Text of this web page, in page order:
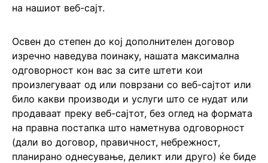
на нашиот веб-сајт.
Освен до степен до кој дополнителен договор
изречно наведува поинаку, нашата максимална
одговорност кон вас за сите штети кои
произлегуваат од или поврзани со веб-сајтот или
било какви производи и услуги што се нудат или
продаваат преку веб-сајтот, без оглед на формата
на правна постапка што наметнува одговорност
(дали во договор, правичност, небрежност,
планирано однесување, деликт или друго) ќе биде